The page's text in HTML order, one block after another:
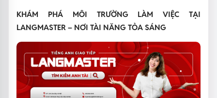
KHÁM PHÁ MÔI TRƯỜNG LÀM VIỆC TẠI
LANGMASTER – NƠI TÀI NĂNG TỎA SÁNG